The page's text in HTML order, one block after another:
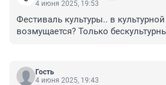
4 июня 2025, 19:53
Фестиваль культуры.. в
возмущается? Только
Гость
4 июня 2025, 19:43